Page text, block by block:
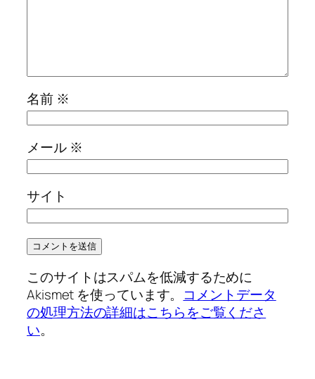
名前 ※
メール ※
サイト
このサイトはスパムを低減するために
Akismet を使っています。 コメントデータ
の処理方法の詳細はこちらをご覧くださ
い。